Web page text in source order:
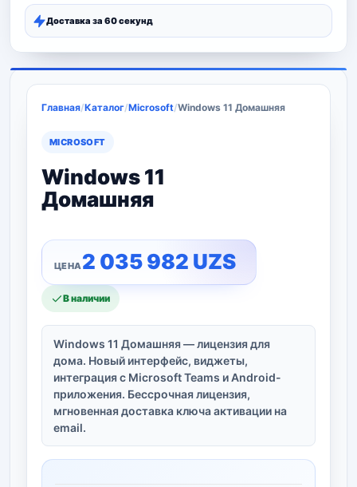
Доставка за 60 секунд
Главная/Каталог/Microsoft/Windows 11 Домашняя
MICROSOFT
Windows 11
Домашняя
2 035 982 UZS
В наличии
Windows 11 Домашняя — лицензия для
дома. Новый интерфейс, виджеты,
интеграция с Microsoft Teams и Android-
приложения. Бессрочная лицензия,
мгновенная доставка ключа активации на
email.